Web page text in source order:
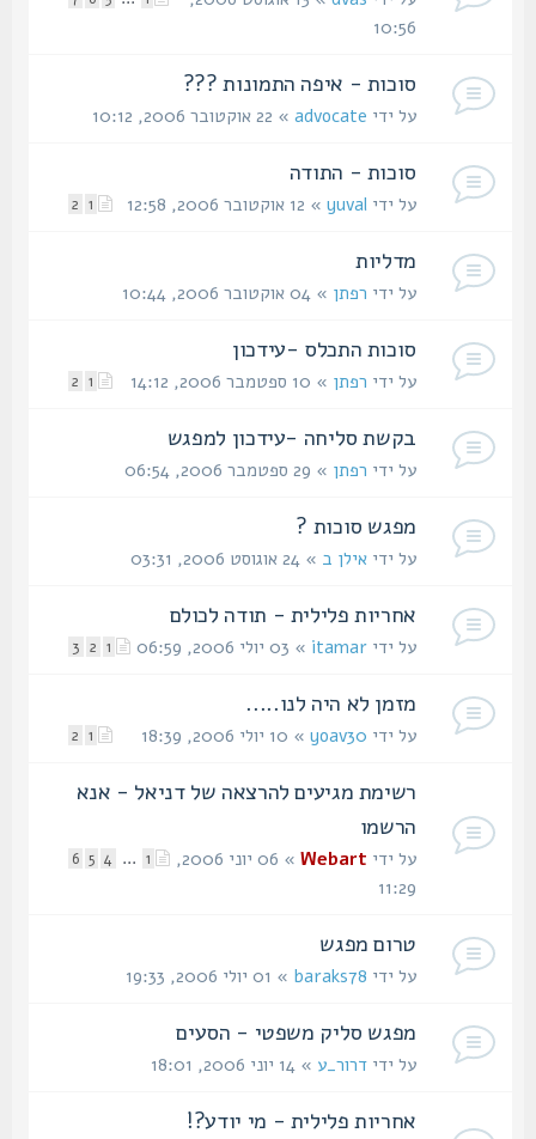
10:56
סוכות - איפה התמונות ???
על ידיadvocate» 22 אוקטובר 2006, 10:12
סוכות - התודה
1
2 על ידיyuval» 12 אוקטובר 2006, 12:58
מדליות
על ידירפתן » 04 אוקטובר 2006, 10:44
סוכות התכלס -עידכון
2 על ידירפתן » 10 ספטמבר 2006, 14:12
בקשת סליחה -עידכון למפגש
על ידירפתן » 29 ספטמבר 2006, 06:54
מפגש סוכות ?
על ידיאילן ב» 24 אוגוסט 2006, 03:31
אחריות פלילית - תודה לכולם
1
2
3 על ידיitamar» 03 יולי 2006, 06:59
מזמן לא היה לנו.....
2 על ידיyoav30» 10 יולי 2006, 18:39
רשימת מגיעים להרצאה של דניאל - אנא
הרשמו
1
...
4
5
6 על ידיWebart
» 06 יוני 2006,
11:29
טרום מפגש
על ידיbaraks78» 01 יולי 2006, 19:33
מפגש סליק משפטי - הסעים
על ידידרור_ע» 14 יוני 2006, 18:01
אחריות פלילית - מי יודע?!